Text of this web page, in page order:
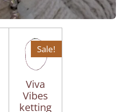
Sale!
Viva
Vibes
ketting